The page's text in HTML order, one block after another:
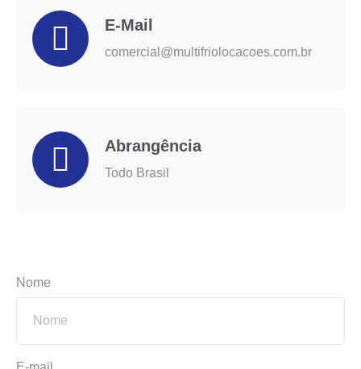
E-Mail
comercial@multifriolocacoes.com.br
Abrangência
Todo Brasil
Nome